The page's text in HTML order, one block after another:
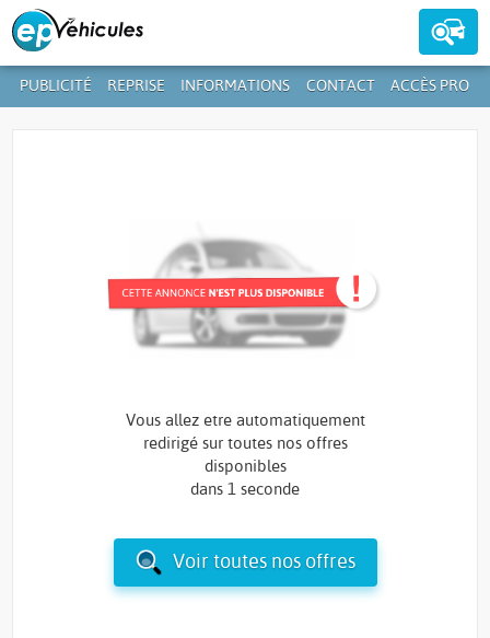
Contactez-nous au
PUBLICITÉ REPRISE INFORMATIONS CONTACT ACCÈS PRO
Vous allez etre automatiquement
redirigé sur toutes nos offres
disponibles
dans 1 seconde
Voir toutes nos offres